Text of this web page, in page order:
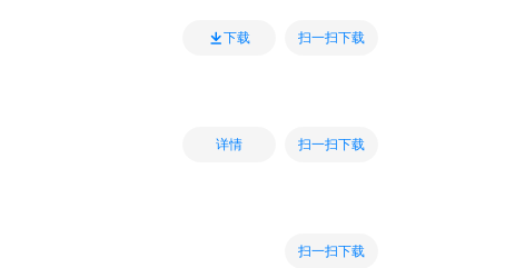
下载 扫一扫下载
详情 扫一扫下载
扫一扫下载